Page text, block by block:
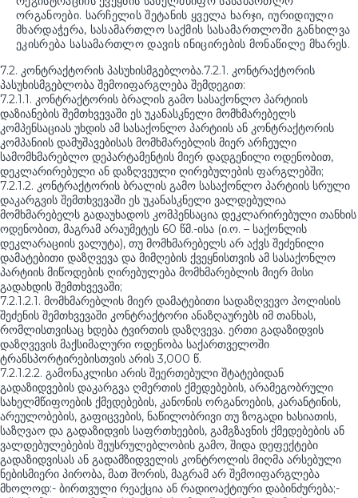
ორგანოები. სარჩელის შეტანის ყველა ხარჯი, იურიდიული
მხარდაჭერა, სასამართლო საქმის სასამართლოში განხილვა
ეკისრება სასამართლო დავის ინიცირების მონაწილე მხარეს.
7.2. კონტრაქტორის პასუხისმგებლობა.7.2.1. კონტრაქტორის
პასუხისმგებლობა შემოიფარგლება შემდეგით:
7.2.1.1. კონტრაქტორის ბრალის გამო სასაქონლო პარტიის
დაზიანების შემთხვევაში ეს უკანასკნელი მომხმარებელს
კომპენსაციას უხდის ამ სასაქონლო პარტიის ან კონტრაქტორის
კომპანიის დამუშავებისას მომხმარებლის მიერ არჩეული
სამომხმარებლო დეპარტამენტის მიერ დადგენილი ოდენობით,
დეკლარირებული ან დაზღვეული ღირებულების ფარგლებში;
7.2.1.2. კონტრაქტორის ბრალის გამო სასაქონლო პარტიის სრული
დაკარგვის შემთხვევაში ეს უკანასკნელი ვალდებულია
მომხმარებელს გადაუხადოს კომპენსაცია დეკლარირებული თანხის
ოდენობით, მაგრამ არაუმეტეს 60 წმ.-ისა (ი.ო. – საქონლის
დეკლარაციის ვალუტა), თუ მომხმარებელს არ აქვს შეძენილი
დამატებითი დაზღვევა და მიმღების ქვეყნისთვის ამ სასაქონლო
პარტიის მიწოდების ღირებულება მომხმარებლის მიერ მისი
გადახდის შემთხვევაში;
7.2.1.2.1. მომხმარებლის მიერ დამატებითი სადაზღვევო პოლისის
შეძენის შემთხვევაში კონტრაქტორი ანაზღაურებს იმ თანხას,
რომლისთვისაც ხდება ტვირთის დაზღვევა. ერთი გადაზიდვის
დაზღვევის მაქსიმალური ოდენობა საქართველოში
ტრანსპორტირებისთვის არის 3,000 წ.
7.2.1.2.2. გამონაკლისი არის შეერთებული შტატებიდან
გადაზიდვების დაკარგვა ღმერთის ქმედებების, არამეგობრული
სახელმწიფოების ქმედებების, კანონის ორგანოების, კარანტინის,
არეულობების, გაფიცვების, ნაწილობრივი თუ ზოგადი ხასიათის,
საზღვაო და გადაზიდვის საფრთხეების, გამგზავნის ქმედებების ან
ვალდებულებების შეუსრულებლობის გამო, შიდა დეფექტები
გადაზიდვისას ან გადამზიდველის კონტროლის მიღმა არსებული
ნებისმიერი პირობა, მათ შორის, მაგრამ არ შემოიფარგლება
მხოლოდ:- ბირთვული რეაქცია ან რადიოაქტიური დაბინძურება;-